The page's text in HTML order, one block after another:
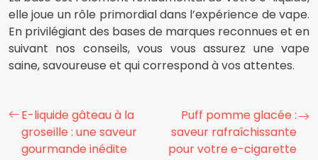
elle joue un rôle primordial dans l’expérience de vape.
En privilégiant des bases de marques reconnues et en
suivant nos conseils, vous vous assurez une vape
saine, savoureuse et qui correspond à vos attentes.
E-liquide gâteau à la
groseille : une saveur
gourmande inédite
Puff pomme glacée :
saveur rafraîchissante
pour votre e-cigarette